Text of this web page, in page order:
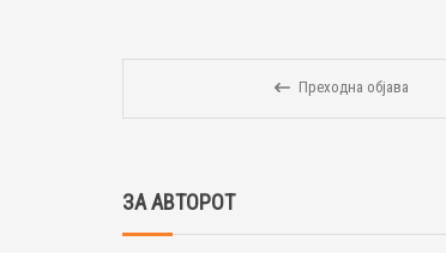
Преходна објава
ЗА АВТОРОТ